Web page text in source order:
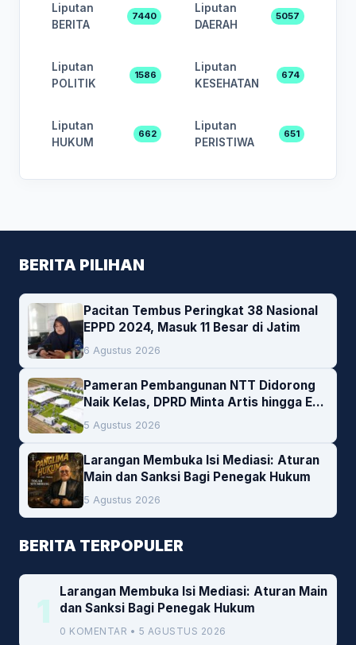
Liputan
BERITA
7440
Liputan
DAERAH
5057
Liputan
POLITIK
1586
Liputan
KESEHATAN
674
Liputan
HUKUM
662
Liputan
PERISTIWA
651
BERITA PILIHAN
Pacitan Tembus Peringkat 38 Nasional
EPPD 2024, Masuk 11 Besar di Jatim
6 Agustus 2026
Pameran Pembangunan NTT Didorong
Naik Kelas, DPRD Minta Artis hingga EO
Lokal Jadi Prioritas
5 Agustus 2026
Larangan Membuka Isi Mediasi: Aturan
Main dan Sanksi Bagi Penegak Hukum
5 Agustus 2026
BERITA TERPOPULER
1
Larangan Membuka Isi Mediasi: Aturan Main
dan Sanksi Bagi Penegak Hukum
0 KOMENTAR • 5 AGUSTUS 2026